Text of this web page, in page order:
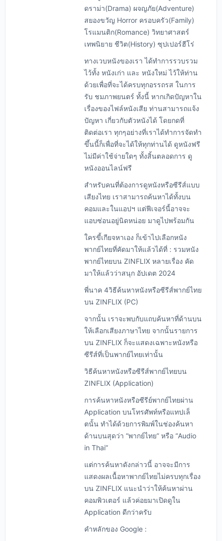
ดราม่า(Drama) ผจญภัย(Adventure)
สยองขวัญ Horror ครอบครัว(Family)
โรแมนติก(Romance) วิทยาศาสตร์
เทพนิยาย ชีวิต(History) ซุปเปอร์ฮีโร่
ทางเวบหนังของเรา ได้ทำการรวบรวม
ไว้ทั้ง หนังเก่า และ หนังใหม่ ไว้ให้ท่าน
ด้วยเพื่อที่จะได้ครบทุกอรรถรส ในการ
รับ ชมภาพยนตร์ ทั้งนี้ หากเกิดปัญหาใน
เรื่องของไฟล์หนังเสีย ท่านสามารถแจ้ง
ปัญหา เกี่ยวกับตัวหนังได้ โดยกดที่
ติดต่อเรา ทุกๆอย่างที่เราได้ทำการจัดทำ
ขึ้นนี้ก็เพื่อที่จะได้ให้ทุกท่านได้ ดูหนังฟรี
ไม่มีค่าใช้จ่ายใดๆ ทั้งสิ้นตลอดการ ดู
หนังออนไลน์ฟรี
สำหรับคนที่ต้องการดูหนังหรือซีรีส์แบบ
เสียงไทย เราสามารถค้นหาได้ทั้งบน
คอมและในแอปฯ แต่ฟีเจอร์นี้อาจจะ
แอบซ่อนอยู่นิดหน่อย มาดูไปพร้อมกัน
ใครขี้เกียจหาเอง ก็เข้าไปเลือกหนัง
พากย์ไทยที่คัดมาให้แล้วได้ที่ : รวมหนัง
พากย์ไทยบน ZINFLIX หลายเรื่อง คัด
มาให้แล้วว่าสนุก อัปเดต 2024
พี่นาค 4วิธีค้นหาหนังหรือซีรีส์พากย์ไทย
บน ZINFLIX (PC)
จากนั้น เราจะพบกับแถบค้นหาที่ด้านบน
ให้เลือกเสียงภาษาไทย จากนั้นรายการ
บน ZINFLIX ก็จะแสดงเฉพาะหนังหรือ
ซีรีส์ที่เป็นพากย์ไทยเท่านั้น
วิธีค้นหาหนังหรือซีรีส์พากย์ไทยบน
ZINFLIX (Application)
การค้นหาหนังหรือซีรีย์พากย์ไทยผ่าน
Application บนโทรศัพท์หรือแทปเล็
ตนั้น ทำได้ด้วยการพิมพ์ในช่องค้นหา
ด้านบนสุดว่า “พากย์ไทย” หรือ “Audio
in Thai”
แต่การค้นหาดังกล่าวนี้ อาจจะมีการ
แสดงผลเนื้อหาพากย์ไทยไม่ครบทุกเรื่อง
บน ZINFLIX แนะนำว่าให้ค้นหาผ่าน
คอมพิวเตอร์ แล้วค่อยมาเปิดดูใน
Application ดีกว่าครับ
คำหลักของ Google :